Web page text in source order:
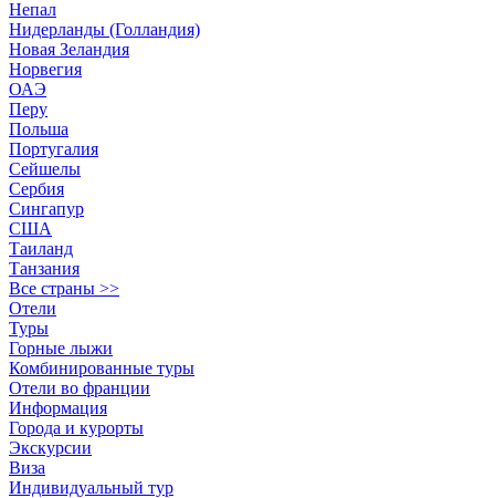
Непал
Нидерланды (Голландия)
Новая Зеландия
Норвегия
ОАЭ
Перу
Польша
Португалия
Сейшелы
Сербия
Сингапур
США
Таиланд
Танзания
Все страны >>
Отели
Туры
Горные лыжи
Комбинированные туры
Отели во франции
Информация
Города и курорты
Экскурсии
Виза
Индивидуальный тур